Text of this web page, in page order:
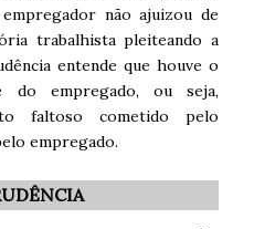
não ajuizou de
trabalhista pleiteando a
entende que houve o
empregado, ou seja,
faltoso cometido pelo
empregado.